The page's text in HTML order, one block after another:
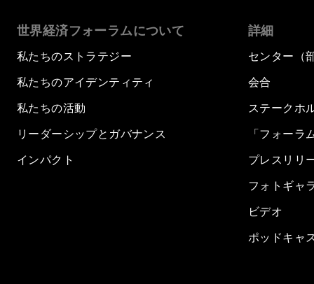
世界経済フォーラムについて
私たちのストラテジー
私たちのアイデンティティ
私たちの活動
リーダーシップとガバナンス
インパクト
詳細
センター（
会合
ステークホ
「フォーラ
プレスリリ
フォトギャ
ビデオ
ポッドキャ